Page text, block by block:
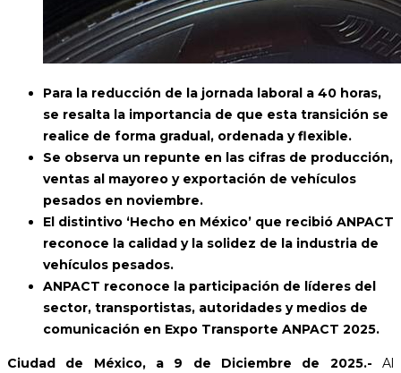
Para la reducción de la jornada laboral a 40 horas,
se resalta la importancia de que esta transición se
realice de forma gradual, ordenada y flexible.
Se observa un repunte en las cifras de producción,
ventas al mayoreo y exportación de vehículos
pesados en noviembre.
El distintivo ‘Hecho en México’ que recibió ANPACT
reconoce la calidad y la solidez de la industria de
vehículos pesados.
ANPACT reconoce la participación de líderes del
sector, transportistas, autoridades y medios de
comunicación en Expo Transporte ANPACT 2025.
Ciudad de México, a 9 de Diciembre de 2025.- Al